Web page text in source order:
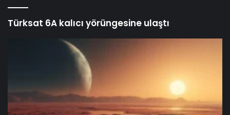
Türksat 6A kalıcı yörüngesine ulaştı